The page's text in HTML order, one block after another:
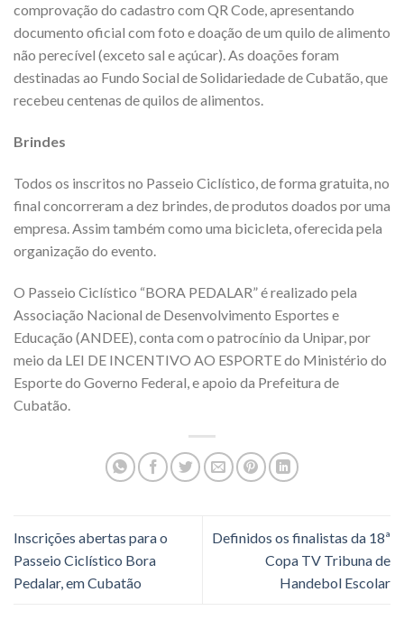
comprovação do cadastro com QR Code, apresentando
documento oficial com foto e doação de um quilo de alimento
não perecível (exceto sal e açúcar). As doações foram
destinadas ao Fundo Social de Solidariedade de Cubatão, que
recebeu centenas de quilos de alimentos.
Brindes
Todos os inscritos no Passeio Ciclístico, de forma gratuita, no
final concorreram a dez brindes, de produtos doados por uma
empresa. Assim também como uma bicicleta, oferecida pela
organização do evento.
O Passeio Ciclístico “BORA PEDALAR” é realizado pela
Associação Nacional de Desenvolvimento Esportes e
Educação (ANDEE), conta com o patrocínio da Unipar, por
meio da LEI DE INCENTIVO AO ESPORTE do Ministério do
Esporte do Governo Federal, e apoio da Prefeitura de
Cubatão.
Inscrições abertas para o
Passeio Ciclístico Bora
Pedalar, em Cubatão
Definidos os finalistas da 18ª
Copa TV Tribuna de
Handebol Escolar